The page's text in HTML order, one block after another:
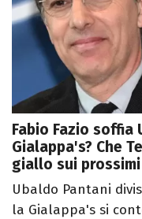
Fabio Fazio
Gialappa's? Che
giallo sui
Ubaldo Pantani
la Gialappa's si